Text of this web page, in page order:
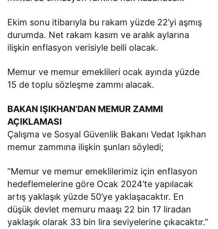
Ekim sonu itibarıyla bu rakam yüzde 22’yi aşmış
durumda. Net rakam kasım ve aralık aylarına
ilişkin enflasyon verisiyle belli olacak.
Memur ve memur emeklileri ocak ayında yüzde
15 de toplu sözleşme zammı alacak.
BAKAN IŞIKHAN’DAN MEMUR ZAMMI
AÇIKLAMASI
Çalışma ve Sosyal Güvenlik Bakanı Vedat Işıkhan
memur zammına ilişkin şunları söyledi;
“Memur ve memur emeklilerimiz için enflasyon
hedeflemelerine göre Ocak 2024’te yapılacak
artış yaklaşık yüzde 50’ye yaklaşacaktır. En
düşük devlet memuru maaşı 22 bin 17 liradan
yaklaşık olarak 33 bin lira seviyelerine çıkacaktır.”